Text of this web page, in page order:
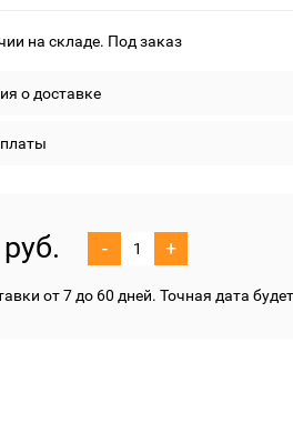
на складе. Под заказ
о доставке
- +
от 7 до 60 дней. Точная дата